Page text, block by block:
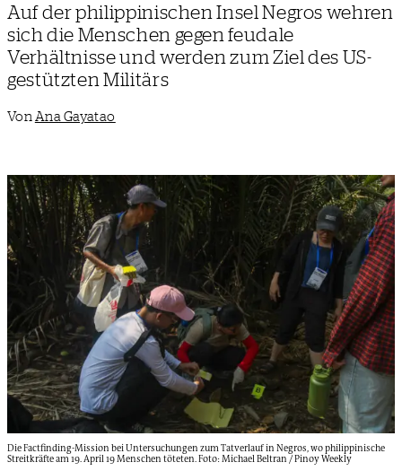
Auf der philippinischen Insel Negros wehren
sich die Menschen gegen feudale
Verhältnisse und werden zum Ziel des US-
gestützten Militärs
Von Ana Gayatao
Die Factfinding-Mission bei Untersuchungen zum Tatverlauf in Negros, wo philippinische
Streitkräfte am 19. April 19 Menschen töteten. Foto: Michael Beltran / Pinoy Weekly